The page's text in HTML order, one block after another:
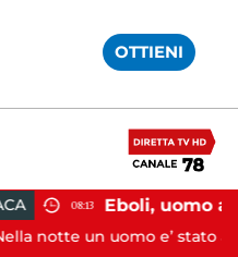
OTTIENI
un uomo e’ stato aggredito